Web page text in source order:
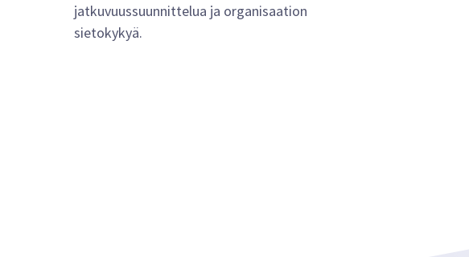
jatkuvuussuunnittelua ja organisaation
sietokykyä.